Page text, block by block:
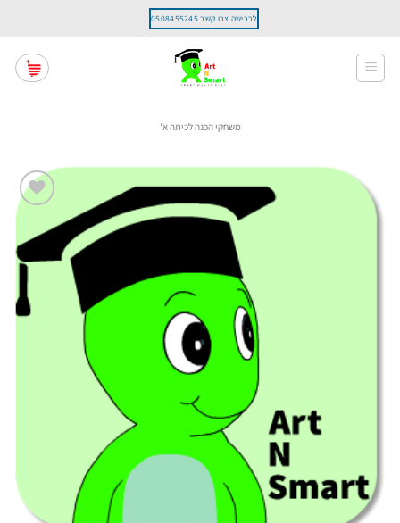
content
לרכישה צרו קשר 0508455245
משחקי הכנה לכיתה א'
לרשימת
המשאלות